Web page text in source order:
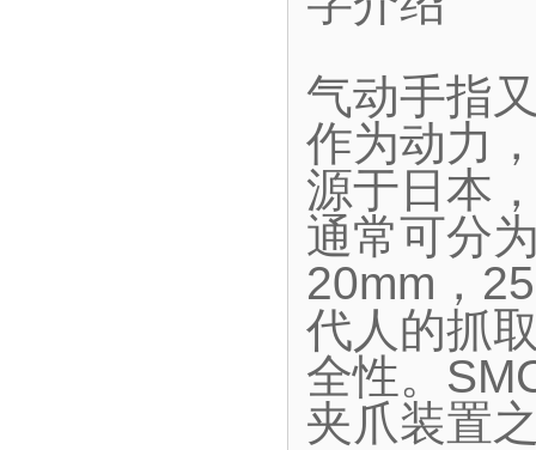
气动手指
作为动力
源于日本
通常可分
20mm，
代人的抓
全性。
夹爪装置